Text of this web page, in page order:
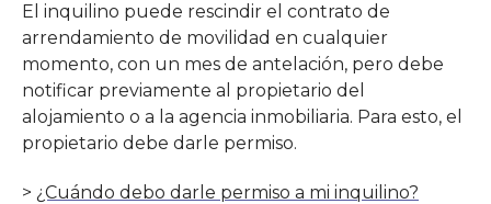
El inquilino puede rescindir el contrato de
arrendamiento de movilidad en cualquier
momento, con un mes de antelación, pero debe
notificar previamente al propietario del
alojamiento o a la agencia inmobiliaria. Para esto, el
propietario debe darle permiso.
> ¿Cuándo debo darle permiso a mi inquilino?